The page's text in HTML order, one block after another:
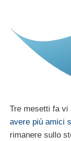
Tre mesetti fa vi
avere più amici
rimanere sullo